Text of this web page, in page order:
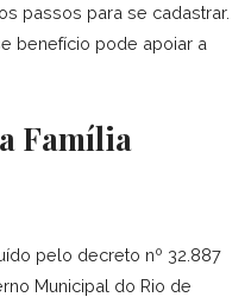
passos para se cadastrar.
benefício pode apoiar a
Família
pelo decreto nº 32.887
Municipal do Rio de